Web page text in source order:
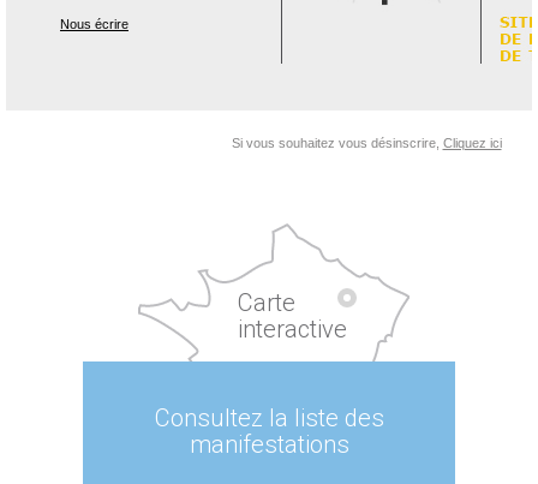
Nous écrire
Si vous souhaitez vous désinscrire, Cliquez ici
Carte
interactive
Consultez la liste des
manifestations